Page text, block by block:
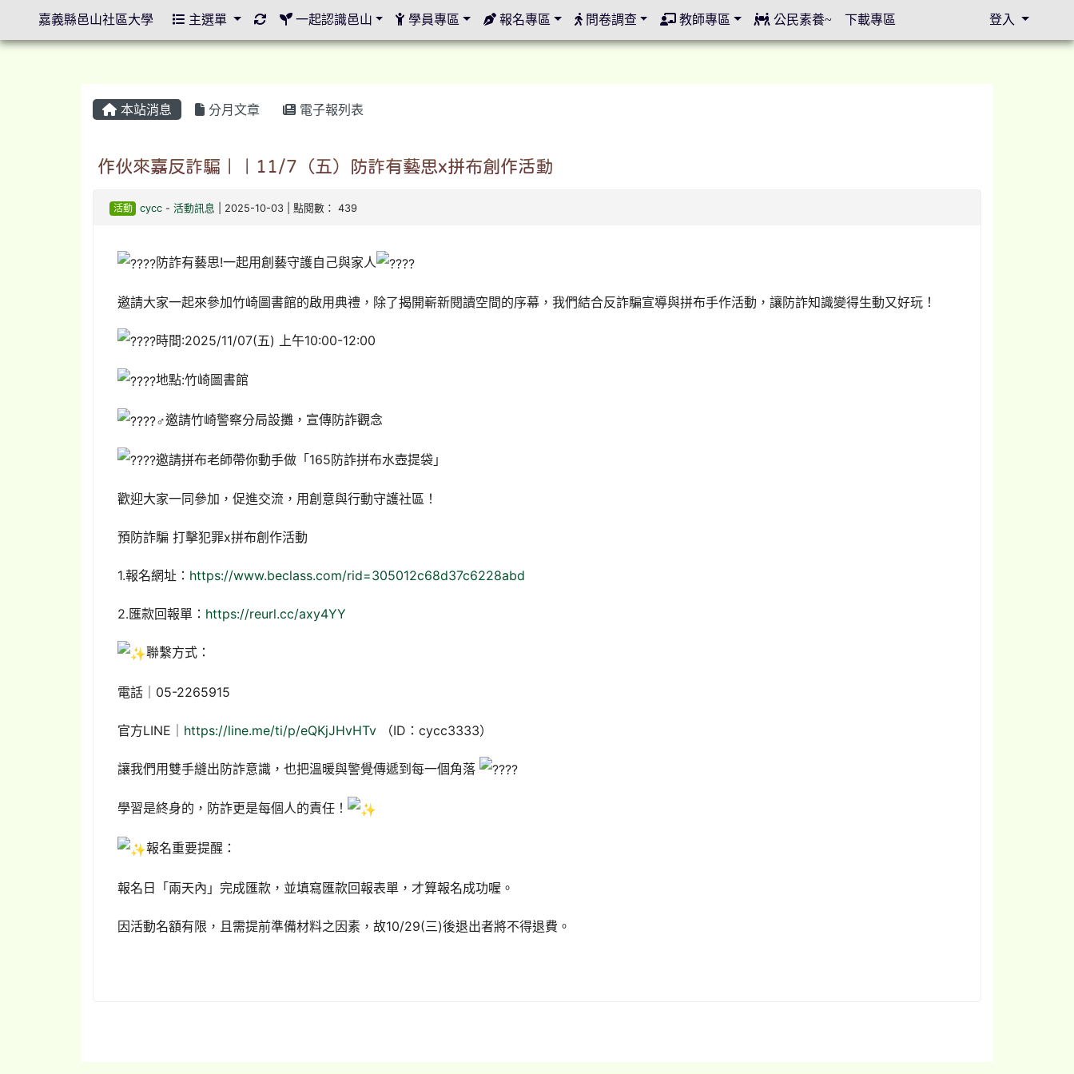
本站消息 分月文章 電子報列表
作伙來嘉反詐騙｜｜11/7（五）防詐有藝思x拼布創作活動
活動 cycc -活動訊息 | 2025-10-03 | 點閱數： 439
防詐有藝思!一起用創藝守護自己與家人
邀請大家一起來參加竹崎圖書館的啟用典禮，除了揭開嶄新閱讀空間的序幕，我們結合反詐騙宣導與拼布手作活動，讓防詐知識變得生動又好玩！
時間:2025/11/07(五) 上午10:00-12:00
地點:竹崎圖書館
邀請竹崎警察分局設攤，宣傳防詐觀念
邀請拼布老師帶你動手做「165防詐拼布水壺提袋」
歡迎大家一同參加，促進交流，用創意與行動守護社區！
預防詐騙 打擊犯罪x拼布創作活動
1.報名網址： https://www.beclass.com/rid=305012c68d37c6228abd
2.匯款回報單： https://reurl.cc/axy4YY
聯繫方式：
電話｜05-2265915
官方LINE｜ https://line.me/ti/p/eQKjJHvHTv（ID：cycc3333）
讓我們用雙手縫出防詐意識，也把溫暖與警覺傳遞到每一個角落
學習是終身的，防詐更是每個人的責任！
報名重要提醒：
報名日「兩天內」完成匯款，並填寫匯款回報表單，才算報名成功喔。
因活動名額有限，且需提前準備材料之因素，故10/29(三)後退出者將不得退費。
嘉義縣邑山社區大學 主選單 重新取得佈景設定
一起認識邑山 學員專區 報名專區 問卷調查 教師專區 公民素養~ 下載專區 登入